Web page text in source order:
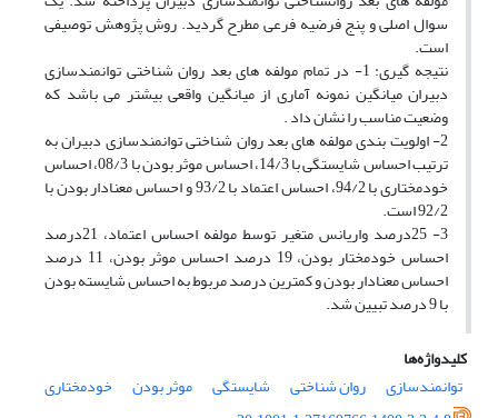
سوال اصلی و پنج فرضیه فرعی مطرح گردید. روش پژوهش توصیفی
است.
نتیجه گیری: 1- در تمام مولفه های بعد روان شناختی توانمندسازی
دبیران میانگین نمونه آماری از میانگین واقعی بیشتر می باشد که
وضعیت مناسب را نشان داد .
2- اولویت بندی مولفه های بعد روان شناختی توانمندسازی دبیران به
ترتیب احساس شایستگی با 14/3، احساس موثر بودن با 08/3، احساس
خودمختاری با 94/2، احساس اعتماد با 93/2 و احساس معنادار بودن با
92/2 است.
3- 25درصد واریانس متغیر توسط مولفه احساس اعتماد، 21درصد
احساس خودمختار بودن، 19 درصد احساس موثر بودن، 11 درصد
احساس معنادار بودن و کمترین درصد مربوط به احساس شایسته بودن
با 9 درصد تبیین شد.
کلیدواژه‌ها
توانمندسازی
روان شناختی شایستگی موثر بودن
خودمختاری